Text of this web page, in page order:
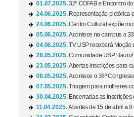
01.07.2025.32º COFAB e Encontro
24.06.2025. Representação pictórica
24.06.2025.Centro Cultural expõe
05.06.2025.Acontece no campus a
04.06.2025.TV USP receberá Moção
28.05.2025.Comunidade USP Bauru!
23.05.2025.Abertas inscrições para
08.05.2025.Acontece o 38º
07.05.2025.Triagem para mulheres
30.04.2025. Encerradas as inscrições
11.04.2025.Abertas de 15 de abril a